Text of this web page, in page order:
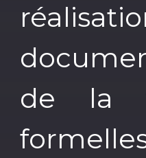
de la